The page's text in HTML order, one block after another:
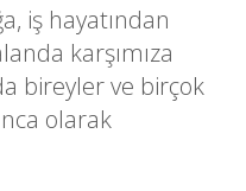
iş hayatından
karşımıza
bireyler ve birçok
olarak